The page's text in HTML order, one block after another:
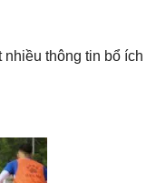
thông tin bổ ích